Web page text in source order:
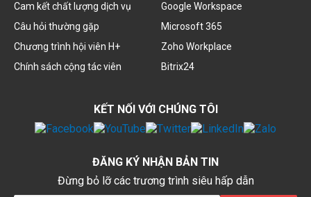
Cam kết chất lượng dịch vụ
Câu hỏi thường gặp
Chương trình hội viên H+
Chính sách cộng tác viên
Google Workspace
Microsoft 365
Zoho Workplace
Bitrix24
KẾT NỐI VỚI CHÚNG TÔI
ĐĂNG KÝ NHẬN BẢN TIN
Đừng bỏ lỡ các trương trình siêu hấp dẫn